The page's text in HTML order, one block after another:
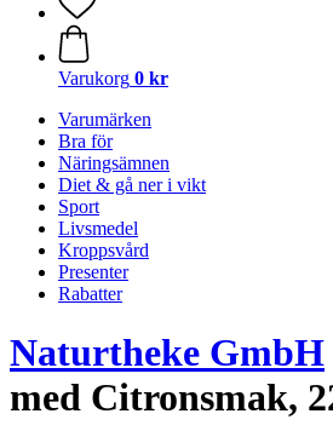
Varukorg 0 kr
Varumärken
Bra för
Näringsämnen
Diet & gå ner i vikt
Sport
Livsmedel
Kroppsvård
Presenter
Rabatter
Naturtheke GmbH
med Citronsmak,